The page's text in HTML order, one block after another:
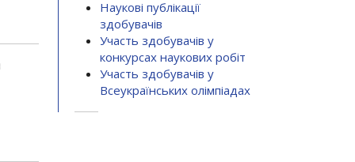
Наукові публікації
здобувачів
Участь здобувачів у
конкурсах наукових робіт
Участь здобувачів у
Всеукраїнських олімпіадах